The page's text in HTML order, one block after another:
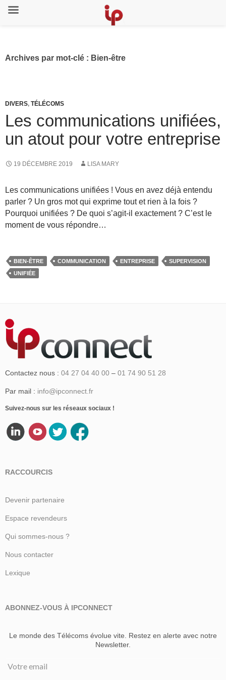
Archives par mot-clé : Bien-être
DIVERS, TÉLÉCOMS
Les communications unifiées,
un atout pour votre entreprise
19 DÉCEMBRE 2019 LISA MARY
Les communications unifiées ! Vous en avez déjà entendu
parler ? Un gros mot qui exprime tout et rien à la fois ?
Pourquoi unifiées ? De quoi s’agit-il exactement ? C’est le
moment de vous répondre…
BIEN-ÊTRE COMMUNICATION ENTREPRISE
SUPERVISION
UNIFIÉE
Contactez nous : 04 27 04 40 00 – 01 74 90 51 28
Par mail : info@ipconnect.fr
Suivez-nous sur les réseaux sociaux !
RACCOURCIS
Devenir partenaire
Espace revendeurs
Qui sommes-nous ?
Nous contacter
Lexique
ABONNEZ-VOUS À IPCONNECT
Le monde des Télécoms évolue vite. Restez en alerte avec notre
Newsletter.